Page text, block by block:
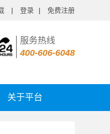
| 登录 | 免费注册
服务热线
400-606-6048
关于平台